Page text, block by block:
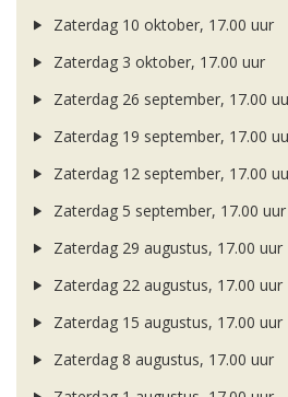
Zaterdag 10 oktober, 17.00 uur
Zaterdag 3 oktober, 17.00 uur
Zaterdag 26 september, 17.00
Zaterdag 19 september, 17.00
Zaterdag 12 september, 17.00
Zaterdag 5 september, 17.00 uur
Zaterdag 29 augustus, 17.00 uur
Zaterdag 22 augustus, 17.00 uur
Zaterdag 15 augustus, 17.00 uur
Zaterdag 8 augustus, 17.00 uur